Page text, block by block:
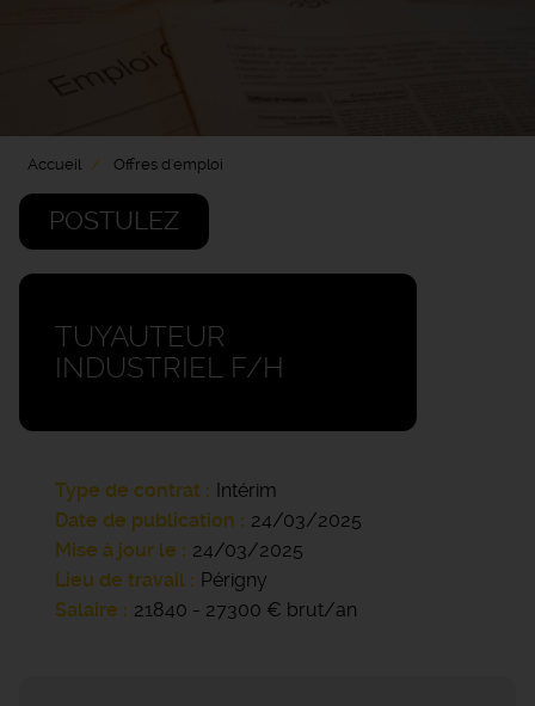
Accueil Offres d'emploi
POSTULEZ
TUYAUTEUR
INDUSTRIEL F/H
Type de contrat
Intérim
Date de publication
24/03/2025
Mise à jour le
24/03/2025
Lieu de travail
Périgny
Salaire
21840 - 27300 € brut/an